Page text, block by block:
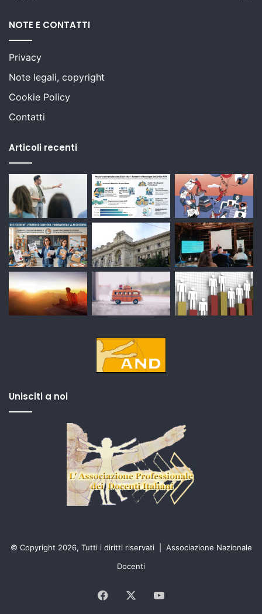
NOTE E CONTATTI
Privacy
Note legali, copyright
Cookie Policy
Contatti
Articoli recenti
Unisciti a noi
© Copyright 2026, Tutti i diritti riservati | Associazione Nazionale
Docenti
Facebook